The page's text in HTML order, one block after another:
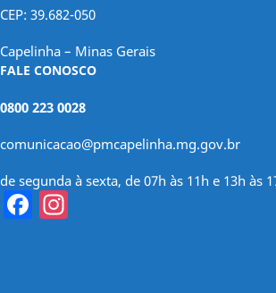
CEP: 39.682-050
Capelinha – Minas Gerais
FALE CONOSCO
0800 223 0028
comunicacao@pmcapelinha.mg.gov.br
de segunda à sexta, de 07h às 11h e 13h às
Facebook